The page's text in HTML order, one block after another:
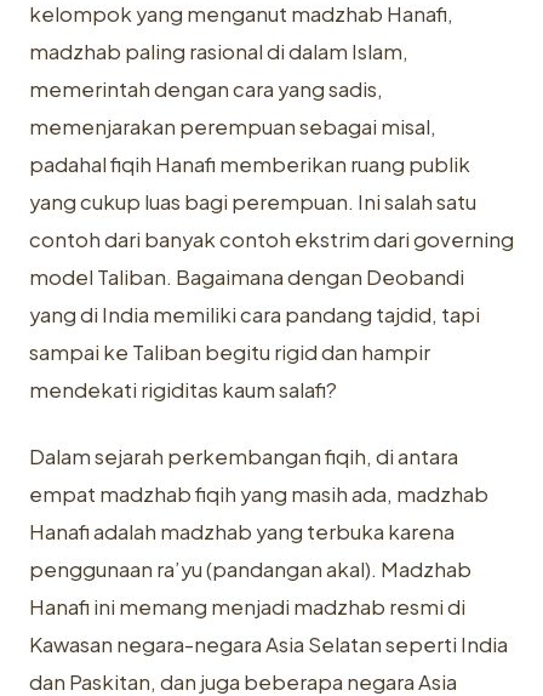
kelompok yang menganut madzhab Hanafi,
madzhab paling rasional di dalam Islam,
memerintah dengan cara yang sadis,
memenjarakan perempuan sebagai misal,
padahal fiqih Hanafi memberikan ruang publik
yang cukup luas bagi perempuan. Ini salah satu
contoh dari banyak contoh ekstrim dari governing
model Taliban. Bagaimana dengan Deobandi
yang di India memiliki cara pandang tajdid, tapi
sampai ke Taliban begitu rigid dan hampir
mendekati rigiditas kaum salafi?
Dalam sejarah perkembangan fiqih, di antara
empat madzhab fiqih yang masih ada, madzhab
Hanafi adalah madzhab yang terbuka karena
penggunaan ra’yu (pandangan akal). Madzhab
Hanafi ini memang menjadi madzhab resmi di
Kawasan negara-negara Asia Selatan seperti India
dan Paskitan, dan juga beberapa negara Asia